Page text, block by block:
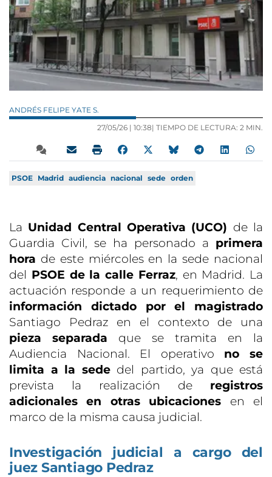
ANDRÉS FELIPE YATE S.
27/05/26 | 10:38| TIEMPO DE LECTURA: 2 MIN.
PSOE Madrid audiencia nacional sede orden
La Unidad Central Operativa (UCO) de la
Guardia Civil, se ha personado a primera
hora de este miércoles en la sede nacional
del PSOE de la calle Ferraz, en Madrid. La
actuación responde a un requerimiento de
información dictado por el magistrado
Santiago Pedraz en el contexto de una
pieza separada que se tramita en la
Audiencia Nacional. El operativo no se
limita a la sededel partido, ya que está
prevista la realización de registros
adicionales en otras ubicaciones en el
marco de la misma causa judicial.
Investigación judicial a cargo del
juez Santiago Pedraz